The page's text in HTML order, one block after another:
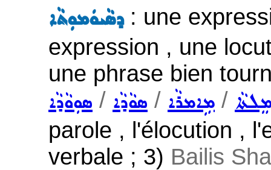
ܕܣܵܝܘܿܡܘܼܬܵܐ: une
expression , une
une phrase bien
ܣܘܼܘܵܕܵܐ / ܣܘܵܕܵܐ / ܡܹܐܡܪܵܐ /
parole , l'élocution ,
verbale ; 3) Bailis